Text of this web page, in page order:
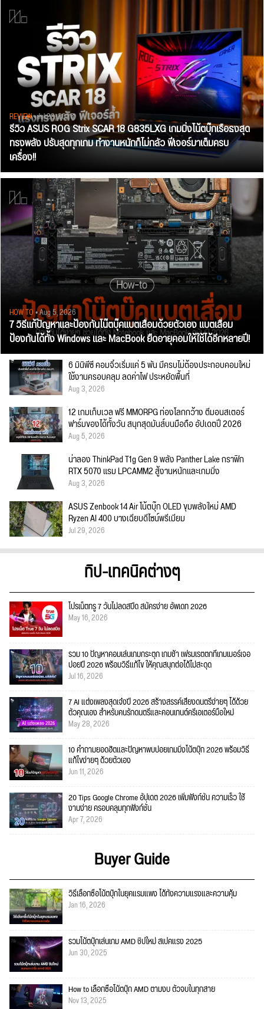
REVIEW• Jul 28, 2026
รีวิว ASUS ROG Strix SCAR 18 G835LXG เกมมิ่งโน้ตบุ๊กเรือธงสุด
ทรงพลัง ปรับสุดทุกเกม ทำงานหนักก็ไม่กลัว ฟีเจอร์มาเต็มครบ
เครื่อง!!
HOW TO• Aug 5, 2026
7 วิธีแก้ปัญหาและป้องกันโน๊ตบุ๊คแบตเสื่อมด้วยตัวเอง แบตเสื่อม
ป้องกันได้ทั้ง Windows และ MacBook ยืดอายุคอมให้ใช้ได้อีกหลายปี!
6 มินิพีซี คอมจิ๋วเริ่มแค่ 5 พัน มีครบไม่ต้องประกอบคอมใหม่
ใช้งานครอบคลุม ลดค่าไฟ ประหยัดพื้นที่
Aug 3, 2026
12 เกมเก็บเวล ฟรี MMORPG ท่องโลกกว้าง ตีมอนสเตอร์
ฟาร์มของได้ทั้งวัน สนุกสุดมันส์บนมือถือ อัปเดตปี 2026
Aug 5, 2026
น่าลอง ThinkPad T1g Gen 9 พลัง Panther Lake กราฟิก
RTX 5070 แรม LPCAMM2 สู้งานหนักและเกมมิ่ง
Aug 3, 2026
ASUS Zenbook 14 Air โน้ตบุ๊ก OLED ขุมพลังใหม่ AMD
Ryzen AI 400 บางเฉียบดีไซน์พรีเมียม
Jul 29, 2026
ทิป-เทคนิคต่างๆ
โปรเน็ตทรู 7 วันไม่ลดสปีด สมัครง่าย อัพเดท 2026
May 16, 2026
รวม 10 ปัญหาคอมเล่นเกมกระตุก เกมช้า เฟรมเรตตกที่เกมเมอร์เจอ
บ่อยปี 2026 พร้อมวิธีแก้ไข ให้คุณสนุกต่อได้ไม่สะดุด
Jul 16, 2026
7 AI แต่งเพลงสุดเจ๋งปี 2026 สร้างสรรค์เสียงดนตรีง่ายๆ ได้ด้วย
ตัวคุณเอง สำหรับคนรักดนตรีและคอนเทนต์ครีเอเตอร์มือใหม่
May 28, 2026
10 คำถามยอดฮิตและปัญหาพบบ่อยเกมมิ่งโน้ตบุ๊ก 2026 พร้อมวิธี
แก้ไขง่ายๆ ด้วยตัวเอง
Jun 11, 2026
20 Tips Google Chrome อัปเดต 2026 เพิ่มฟังก์ชั่น ความเร็ว ใช้
งานง่าย ครอบคลุมทุกฟังก์ชั่น
Apr 7, 2026
Buyer Guide
วิธีเลือกซื้อโน้ตบุ๊กในยุคแรมแพง ได้ทั้งความแรงและความคุ้ม
Jan 16, 2026
รวมโน้ตบุ๊กเล่นเกม AMD ชิปใหม่ สเปคแรง 2025
Jun 30, 2025
How to เลือกซื้อโน้ตบุ๊ก AMD ตามงบ ตัวจบในทุกสาย
Nov 13, 2025